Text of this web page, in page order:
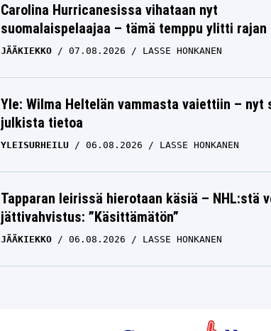
Carolina Hurricanesissa vihataan nyt
suomalaispelaajaa – tämä temppu ylitti rajan
JÄÄKIEKKO 07.08.2026 LASSE HONKANEN
Yle: Wilma Heltelän vammasta vaiettiin – nyt
julkista tietoa
YLEISURHEILU 06.08.2026 LASSE HONKANEN
Tapparan leirissä hierotaan käsiä – NHL:stä
jättivahvistus: ”Käsittämätön”
JÄÄKIEKKO 06.08.2026 LASSE HONKANEN